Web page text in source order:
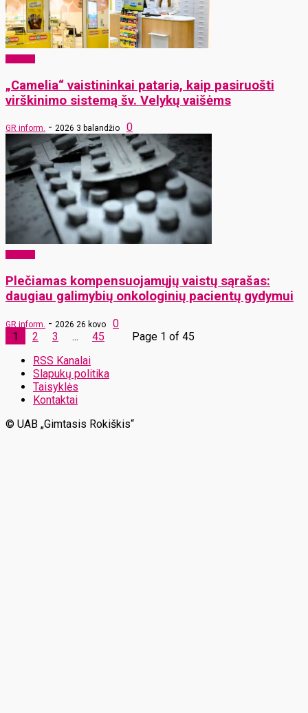
„Camelia“ vaistininkai pataria, kaip pasiruošti
virškinimo sistemą šv. Velykų vaišėms
GR inform. - 2026 3 balandžio 0
Plečiamas kompensuojamųjų vaistų sąrašas:
daugiau galimybių onkologinių pacientų gydymui
GR inform. - 2026 26 kovo
0
1
2 3 ... 45
Page 1 of 45
RSS Kanalai
Slapukų politika
Taisyklės
Kontaktai
© UAB „Gimtasis Rokiškis“